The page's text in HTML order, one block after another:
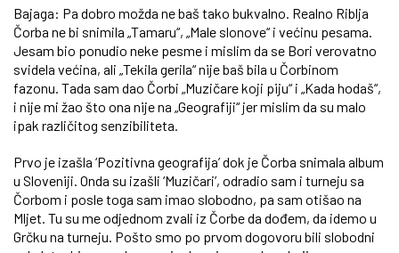
Bajaga: Pa dobro možda ne baš tako bukvalno. Realno Riblja
Čorba ne bi snimila „Tamaru“, „Male slonove“ i većinu pesama.
Jesam bio ponudio neke pesme i mislim da se Bori verovatno
svidela većina, ali „Tekila gerila“ nije baš bila u Čorbinom
fazonu. Tada sam dao Čorbi „Muzičare koji piju“ i „Kada hodaš“,
i nije mi žao što ona nije na „Geografiji“ jer mislim da su malo
ipak različitog senzibiliteta.
Prvo je izašla ‘Pozitivna geografija’ dok je Čorba snimala album
u Sloveniji. Onda su izašli ‘Muzičari’, odradio sam i turneju sa
Čorbom i posle toga sam imao slobodno, pa sam otišao na
Mljet. Tu su me odjednom zvali iz Čorbe da dođem, da idemo u
Grčku na turneju. Pošto smo po prvom dogovoru bili slobodni